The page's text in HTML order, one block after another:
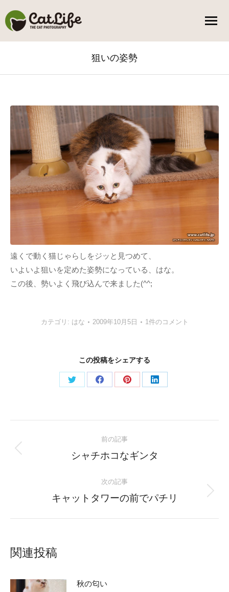
狙いの姿勢
遠くで動く猫じゃらしをジッと見つめて、
いよいよ狙いを定めた姿勢になっている、はな。
この後、勢いよく飛び込んで来ました(^^;
カテゴリ: はな 2009年10月5日 1件のコメント
この投稿をシェアする
Share
Share
Share
Share
navigation
前の記事
Previous
シャチホコなギンタ
次の記事
Next
キャットタワーの前でパチリ
関連投稿
秋の匂い